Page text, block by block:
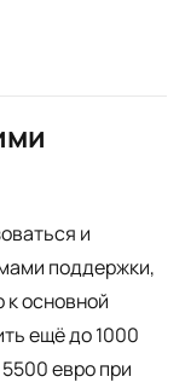
и
поддержки,
к основной
ещё до 1000
евро при